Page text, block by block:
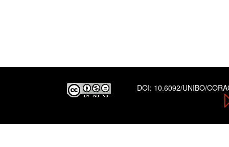
DOI: 10.6092/UNIBO/